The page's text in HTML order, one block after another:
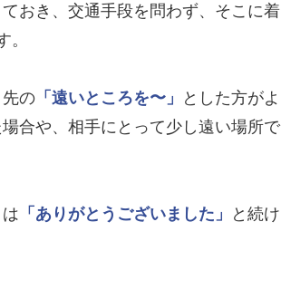
おき、交通手段を問わず、そこに着
。
の 「遠いところを〜」
とした方がよ
合や、相手にとって少し遠い場所で
「ありがとうございました」
と続け